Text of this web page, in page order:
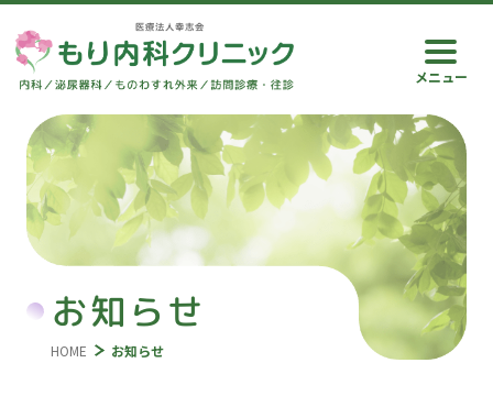
メニュー
お知らせ
HOME お知らせ